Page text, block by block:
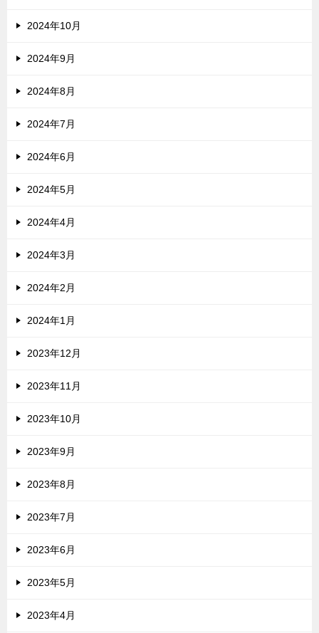
2024年10月
2024年9月
2024年8月
2024年7月
2024年6月
2024年5月
2024年4月
2024年3月
2024年2月
2024年1月
2023年12月
2023年11月
2023年10月
2023年9月
2023年8月
2023年7月
2023年6月
2023年5月
2023年4月